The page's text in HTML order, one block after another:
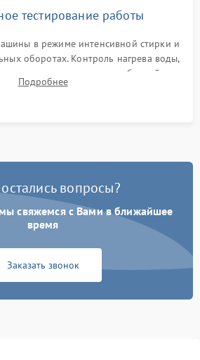
тестирование работы
в режиме интенсивной стирки и
оборотах. Контроль нагрева воды,
отсутствия излишних вибраций,
и протечек под корпусом.
Подробнее
вопросы?
мы свяжемся с Вами в ближайшее
время
Заказать звонок